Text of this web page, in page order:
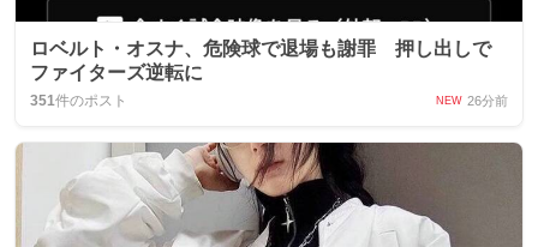
ロベルト・オスナ、危険球で退場も謝罪 押し出しで
ファイターズ逆転に
351件のポスト NEW 26分前